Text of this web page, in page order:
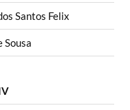
Santos Felix
Sousa